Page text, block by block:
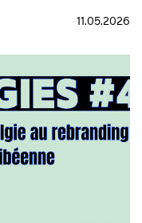
11.05.2026